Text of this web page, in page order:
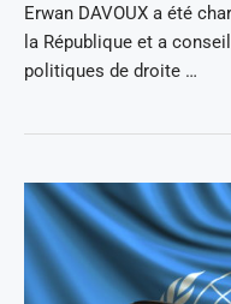
Erwan DAVOUX a été
la République et a
politiques de droite …